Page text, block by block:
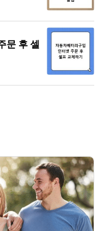
문 후 셀